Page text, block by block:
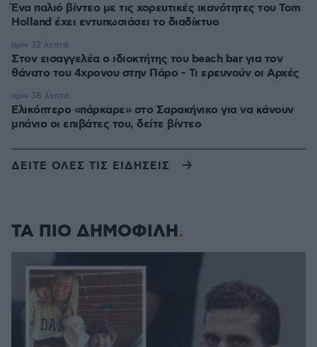
Ένα παλιό βίντεο με τις χορευτικές ικανότητες του Tom
Holland έχει εντυπωσιάσει το διαδίκτυο
Στον εισαγγελέα ο ιδιοκτήτης του beach bar για τον
θάνατο του 4χρονου στην Πάρο - Τι ερευνούν οι Αρχές
πριν 32 λεπτά
Ελικόπτερο «πάρκαρε» στο Σαρακήνικο για να κάνουν
μπάνιο οι επιβάτες του, δείτε βίντεο
πριν 38 λεπτά
ΔΕΙΤΕ ΟΛΕΣ ΤΙΣ ΕΙΔΗΣΕΙΣ
ΤΑ ΠΙΟ ΔΗΜΟΦΙΛΗ